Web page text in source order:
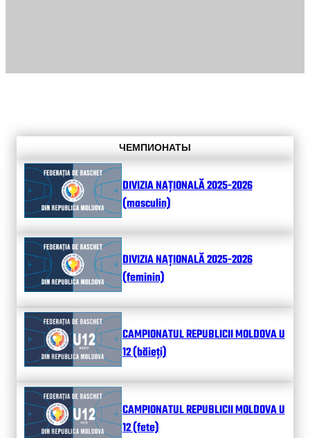
ЧЕМПИОНАТЫ
DIVIZIA NAȚIONALĂ 2025-2026
(masculin)
DIVIZIA NAȚIONALĂ 2025-2026
(feminin)
CAMPIONATUL REPUBLICII MOLDOVA U
12 (băieți)
CAMPIONATUL REPUBLICII MOLDOVA U
12 (fete)